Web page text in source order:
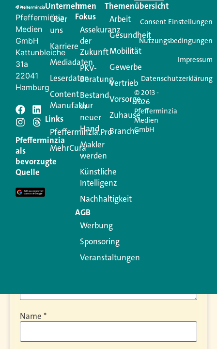
Creator für Ihre Kundenkommunikation. Alles, was
Ihren Vertriebsalltag leichter macht. Mit nur einem
Login.
Jetzt anmelden
Schreiben Sie einen
Kommentar
Ihre E-Mail-Adresse wird nicht veröffentlicht.
Erforderliche Felder sind mit
Kommentar
Name *
Pfefferminzia
Medien
GmbH
Kattunbleiche
31a
22041
Hamburg
Pfefferminzia
als
bevorzugte
Quelle
Unternehmen
Über
uns
Karriere
Mediadaten
Leserdaten
Content
Manufaktur
Links
Pfefferminzia.Pro
MehrCura
Im
Fokus
Assekuranz
der
Zukunft
PKV-
Beratung
Bestand
in
neuer
Hand
Makler
werden
Künstliche
Intelligenz
Nachhaltigkeit
AGB
Werbung
Sponsoring
Veranstaltungen
Themenübersicht
Arbeit
Gesundheit
Mobilität
Gewerbe
Vertrieb
Vorsorge
Zuhause
Branche
© 2013 -
2026
Pfefferminzia
Medien
GmbH
Consent Einstellungen
Nutzungsbedingungen
Impressum
Datenschutzerklärung